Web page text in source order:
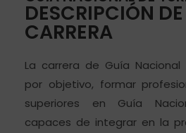
DESCRIPCIÓN
CARRERA
La carrera de Guía
por objetivo, formar
superiores en Guía
capaces de integrar en la